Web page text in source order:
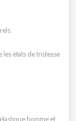
les états de tristesse
homme et